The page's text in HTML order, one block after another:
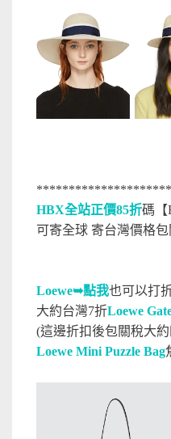
HBX全站正價85折碼【
可寄全球 寄台灣價格
Loewe➥點我也可以打
大約台灣7折Loewe
(這邊折扣後包關稅大
Loewe Mini Puzzle Bag